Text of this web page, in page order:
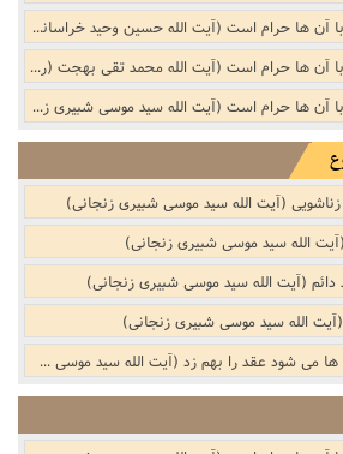
عده ای از زن ها که ازدواج با آن ها حرام است (آیت الله حسین وحید خراسانی)
عده ای از زن ها که ازدواج با آن ها حرام است (آیت الله محمد تقی بهجت (ره))
عده ای از زن ها که ازدواج با آن ها حرام است (آیت الله سید موسی شبیری زنجانی)
زناشویی‌ (آیت الله سید موسی شبیری زنجانی)
الله سید موسی شبیری زنجانی)
دائم‌ (آیت الله سید موسی شبیری زنجانی)
الله سید موسی شبیری زنجانی)
عیب هایی که به واسطه آن ها می شود عقد را بهم زد (آیت الله سید موسی شبیری زنجانی)